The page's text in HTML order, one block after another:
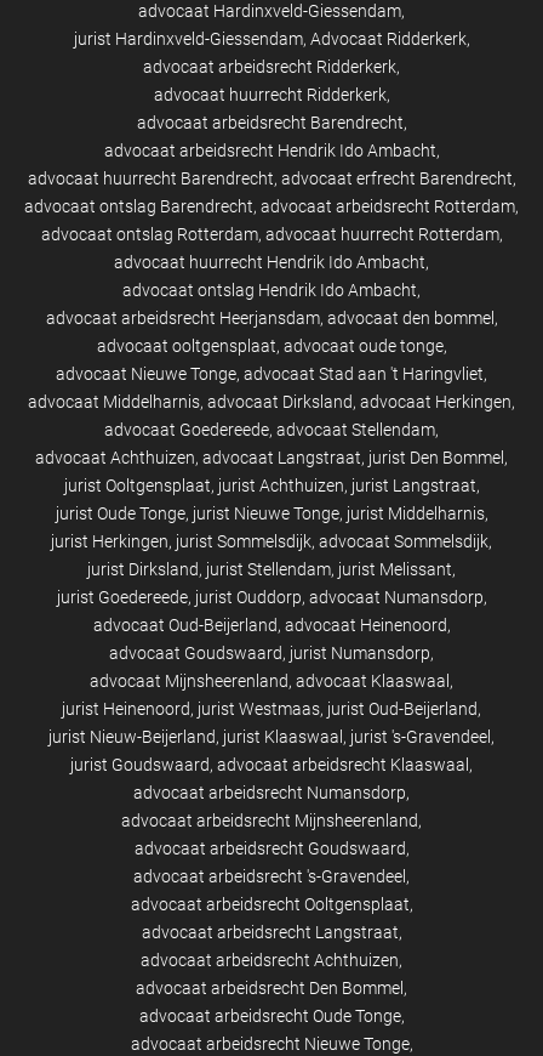
advocaat Hardinxveld-Giessendam
jurist Hardinxveld-Giessendam Advocaat Ridderkerk
advocaat arbeidsrecht Ridderkerk
advocaat huurrecht Ridderkerk
advocaat arbeidsrecht Barendrecht
advocaat arbeidsrecht Hendrik Ido Ambacht
advocaat huurrecht Barendrecht advocaat erfrecht Barendrecht
advocaat ontslag Barendrecht advocaat arbeidsrecht Rotterdam
advocaat ontslag Rotterdam advocaat huurrecht Rotterdam
advocaat huurrecht Hendrik Ido Ambacht
advocaat ontslag Hendrik Ido Ambacht
advocaat arbeidsrecht Heerjansdam advocaat den bommel
advocaat ooltgensplaat advocaat oude tonge
advocaat Nieuwe Tonge advocaat Stad aan 't Haringvliet
advocaat Middelharnis advocaat Dirksland advocaat Herkingen
advocaat Goedereede advocaat Stellendam
advocaat Achthuizen advocaat Langstraat jurist Den Bommel
jurist Ooltgensplaat jurist Achthuizen jurist Langstraat
jurist Oude Tonge jurist Nieuwe Tonge jurist Middelharnis
jurist Herkingen jurist Sommelsdijk advocaat Sommelsdijk
jurist Dirksland jurist Stellendam jurist Melissant
jurist Goedereede jurist Ouddorp advocaat Numansdorp
advocaat Oud-Beijerland advocaat Heinenoord
advocaat Goudswaard jurist Numansdorp
advocaat Mijnsheerenland advocaat Klaaswaal
jurist Heinenoord jurist Westmaas jurist Oud-Beijerland
jurist Nieuw-Beijerland jurist Klaaswaal
jurist 's-Gravendeel
jurist Goudswaard advocaat arbeidsrecht Klaaswaal
advocaat arbeidsrecht Numansdorp
advocaat arbeidsrecht Mijnsheerenland
advocaat arbeidsrecht Goudswaard
advocaat arbeidsrecht 's-Gravendeel
advocaat arbeidsrecht Ooltgensplaat
advocaat arbeidsrecht Langstraat
advocaat arbeidsrecht Achthuizen
advocaat arbeidsrecht Den Bommel
advocaat arbeidsrecht Oude Tonge
advocaat arbeidsrecht Nieuwe Tonge